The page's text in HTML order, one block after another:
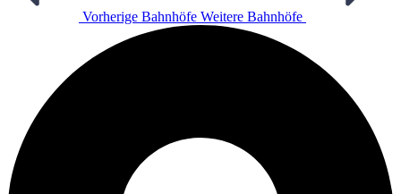
Vorherige Bahnhöfe Weitere Bahnhöfe